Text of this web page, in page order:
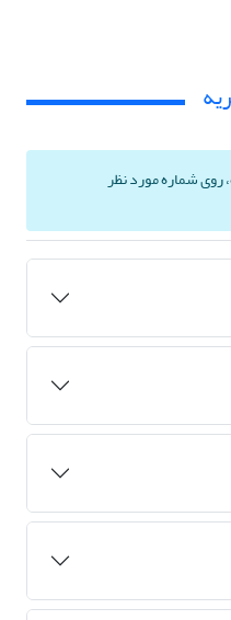
روی شماره مورد نظر